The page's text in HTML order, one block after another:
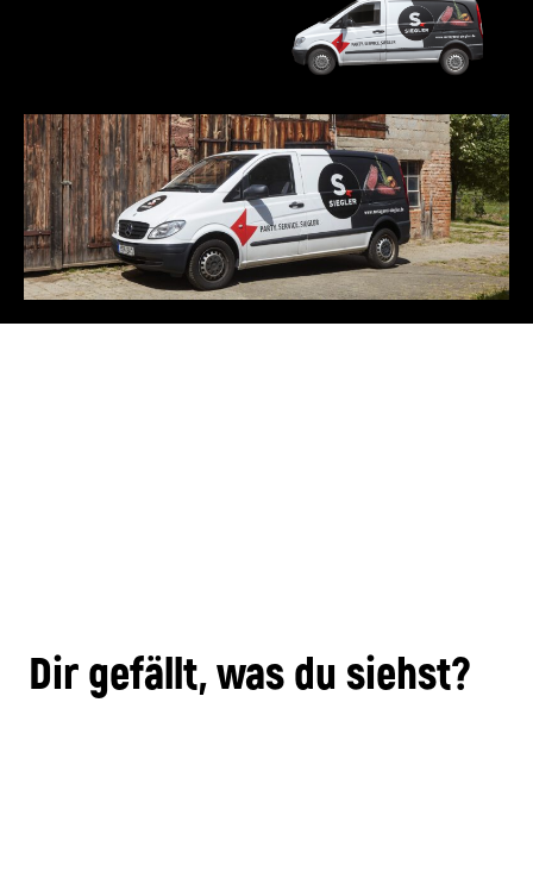
Dir gefällt, was du siehst?